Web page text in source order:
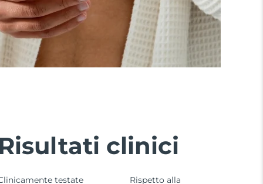
clinici
testate
Rispetto alla